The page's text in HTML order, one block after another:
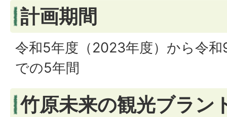
計画期間
令和5年度（2023年度）から令
での5年間
竹原未来の観光ブラン